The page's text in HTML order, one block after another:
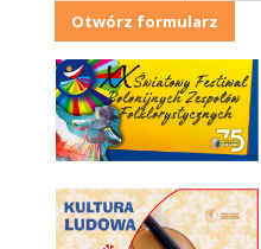
Otwórz formularz